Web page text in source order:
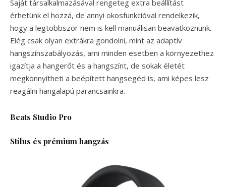
Saját társalkalmazásával rengeteg extra beállítást
érhetünk el hozzá, de annyi okosfunkcióval rendelkezik,
hogy a legtöbbször nem is kell manuálisan beavatkoznunk.
Elég csak olyan extrákra gondolni, mint az adaptív
hangszínszabályozás, ami minden esetben a környezethez
igazítja a hangerőt és a hangszínt, de sokak életét
megkönnyítheti a beépített hangsegéd is, ami képes lesz
reagálni hangalapú parancsainkra.
Beats Studio Pro
Stílus és prémium hangzás